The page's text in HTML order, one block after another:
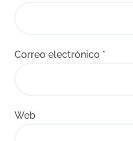
Correo electrónico *
Web